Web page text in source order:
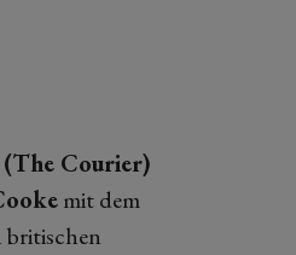
(The Courier)
mit dem
britischen